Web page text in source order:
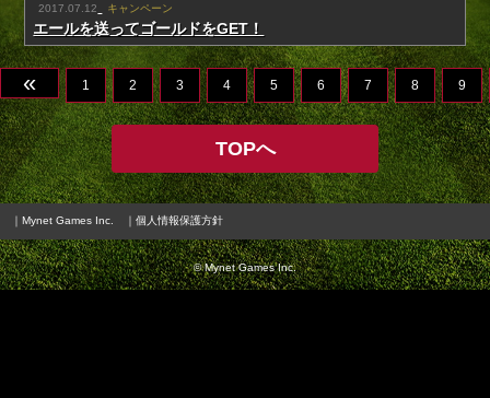
2017.07.12 キャンペーン
エールを送ってゴールドをGET！
« 1 2 3 4 5 6 7 8 9
TOPへ
｜Mynet Games Inc. ｜個人情報保護方針
© Mynet Games Inc.